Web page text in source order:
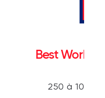
Best
250 à 1000